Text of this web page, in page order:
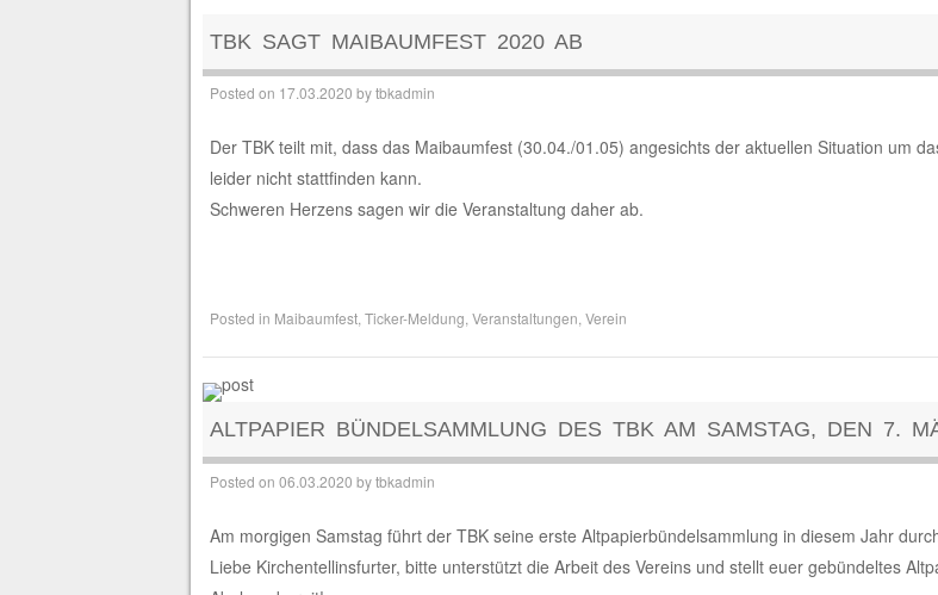
TBK SAGT MAIBAUMFEST 2020 AB
Posted on 17.03.2020 bytbkadmin
Der TBK teilt mit, dass das Maibaumfest (30.04./01.05) angesichts der aktuellen Situation um
leider nicht stattfinden kann.
Schweren Herzens sagen wir die Veranstaltung daher ab.
Posted in Maibaumfest, Ticker-Meldung Veranstaltungen Verein
ALTPAPIER BÜNDELSAMMLUNG DES TBK AM SAMSTAG, DEN 7.
Posted on 06.03.2020 bytbkadmin
Am morgigen Samstag führt der TBK seine erste Altpapierbündelsammlung in diesem Jahr
Liebe Kirchentellinsfurter, bitte unterstützt die Arbeit des Vereins und stellt euer gebündeltes